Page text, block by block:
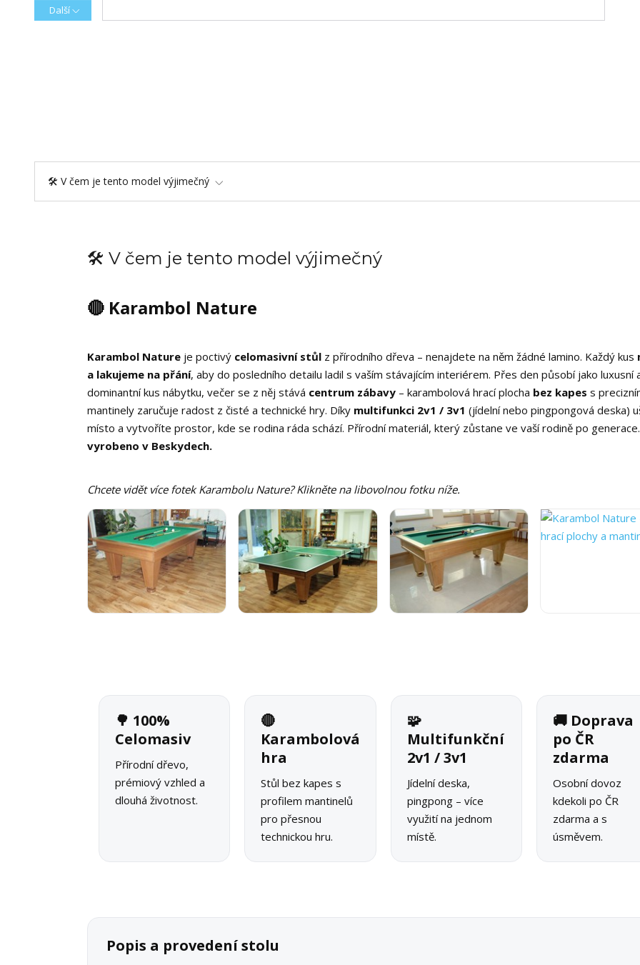
Další
🛠️ V čem je tento model výjimečný
🛠️ V čem je tento model výjimečný
🔴 Karambol Nature
Karambol Nature je poctivý celomasivní stůl z přírodního dřeva – nenajdete na něm žádné lamino. Každý kus
a lakujeme na přání, aby do posledního detailu ladil s vaším stávajícím interiérem. Přes den působí jako luxusní
dominantní kus nábytku, večer se z něj stává centrum zábavy – karambolová hrací plocha bez kapes s
mantinely zaručuje radost z čisté a technické hry. Díky multifunkci 2v1 / 3v1 (jídelní nebo pingpongová deska)
místo a vytvoříte prostor, kde se rodina ráda schází. Přírodní materiál, který zůstane ve vaší rodině po generace.
vyrobeno v Beskydech.
Chcete vidět více fotek Karambolu Nature? Klikněte na libovolnou fotku níže.
🌳 100%
Celomasiv
Přírodní dřevo,
prémiový vzhled a
dlouhá životnost.
🔴
Karambolová
hra
Stůl bez kapes s
profilem mantinelů
pro přesnou
technickou hru.
🧩
Multifunkční
2v1 / 3v1
Jídelní deska,
pingpong – více
využití na jednom
místě.
🚚 Doprava
po ČR
zdarma
Osobní dovoz
kdekoli po ČR
zdarma a s
úsměvem.
Popis a provedení stolu